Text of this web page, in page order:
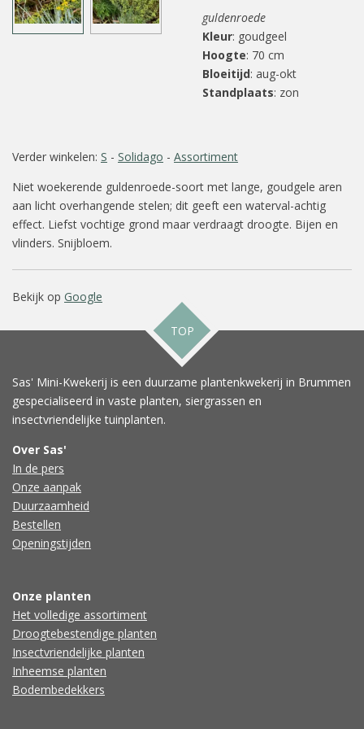
guldenroede
Kleur: goudgeel
Hoogte: 70 cm
Bloeitijd: aug-okt
Standplaats: zon
Verder winkelen: S - Solidago - Assortiment
Niet woekerende guldenroede-soort met lange, goudgele aren
aan licht overhangende stelen; dit geeft een waterval-achtig
effect. Liefst vochtige grond maar verdraagt droogte. Bijen en
vlinders. Snijbloem.
Bekijk op Google
TOP
Sas' Mini-Kwekerij is een duurzame plantenkwekerij in Brummen
gespecialiseerd in vaste planten, siergrassen en
insectvriendelijke tuinplanten.
Over Sas'
In de pers
Onze aanpak
Duurzaamheid
Bestellen
Openingstijden
Onze planten
Het volledige assortiment
Droogtebestendige planten
Insectvriendelijke planten
Inheemse planten
Bodembedekkers